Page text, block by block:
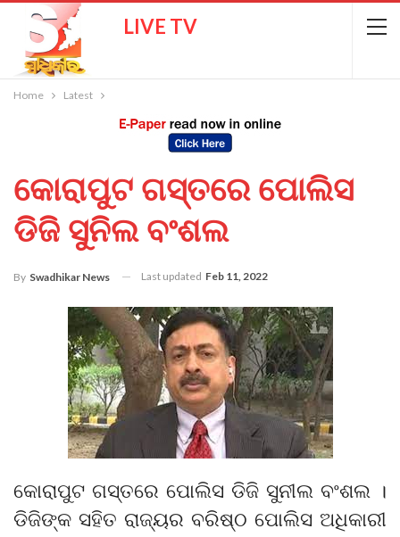
LIVE TV
Home Latest
କୋରାପୁଟ ଗସ୍ତରେ ପୋଲିସ
ଡିଜି ସୁନିଲ ବଂଶଲ
By Swadhikar News Last updated Feb 11, 2022
କୋରାପୁଟ ଗସ୍ତରେ ପୋଲିସ ଡିଜି ସୁନୀଲ ବଂଶଲ ।
ଡିଜିଙ୍କ ସହିତ ରାଜ୍ୟର ବରିଷ୍ଠ ପୋଲିସ ଅଧିକାରୀ